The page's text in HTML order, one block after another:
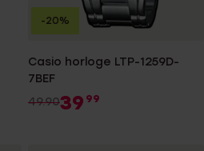
Casio horloge LTP-1259D-
7BEF
49.9039 99
-20%